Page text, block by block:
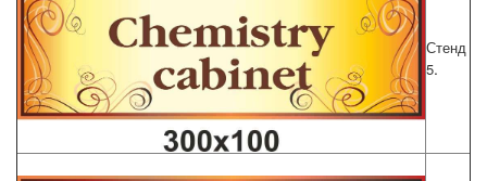
Стенд
5.